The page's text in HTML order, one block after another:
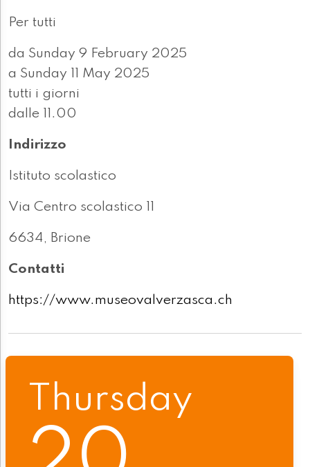
Per tutti
da Sunday 9 February 2025
a Sunday 11 May 2025
tutti i giorni
dalle 11.00
Indirizzo
Istituto scolastico
Via Centro scolastico 11
6634, Brione
Contatti
https://www.museovalverzasca.ch
Thursday